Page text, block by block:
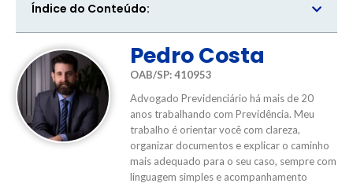
Índice do Conteúdo:
Pedro Costa
OAB/SP: 410953
Advogado Previdenciário há mais de 20
anos trabalhando com Previdência. Meu
trabalho é orientar você com clareza,
organizar documentos e explicar o caminho
mais adequado para o seu caso, sempre com
linguagem simples e acompanhamento